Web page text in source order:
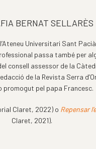
BERNAT SELLARÈS
Universitari Sant
passa també per
consell assessor de la
de la Revista Serra
promogut pel papa Francesc.
Claret, 2022) o Repensar
Claret, 2021).